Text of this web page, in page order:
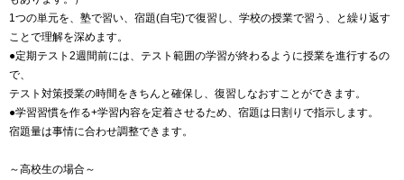
1つの単元を、塾で習い、宿題(自宅)で復習し、学校の授業で習う、と繰り返す
ことで理解を深めます。
●定期テスト2週間前には、テスト範囲の学習が終わるように授業を進行するの
で、
テスト対策授業の時間をきちんと確保し、復習しなおすことができます。
●学習習慣を作る+学習内容を定着させるため、宿題は日割りで指示します。
宿題量は事情に合わせ調整できます。
～高校生の場合～